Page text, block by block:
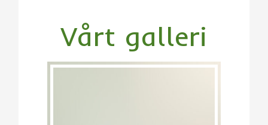
Vårt galleri